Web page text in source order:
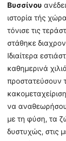
Βυσσίνου
ιστορία τής
τόνισε τις
στάθηκε
Ιδιαίτερα
καθημερινά
προστατεύσουν
να
με τη φύση, τα
δυστυχώς, στις